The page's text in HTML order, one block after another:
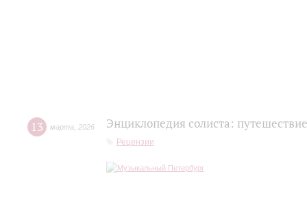
13 марта 2026 Энциклопедия солиста:
Рецензии